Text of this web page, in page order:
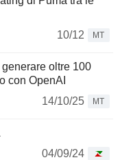
10/12
MT
oltre 100
con OpenAI
14/10/25
MT
04/09/24